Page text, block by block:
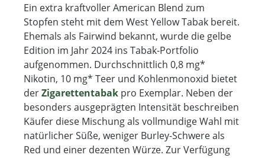
Ein extra kraftvoller American Blend zum
Stopfen steht mit dem West Yellow Tabak bereit.
Ehemals als Fairwind bekannt, wurde die gelbe
Edition im Jahr 2024 ins Tabak-Portfolio
aufgenommen. Durchschnittlich 0,8 mg*
Nikotin, 10 mg* Teer und Kohlenmonoxid bietet
derZigarettentabak pro Exemplar. Neben der
besonders ausgeprägten Intensität beschreiben
Käufer diese Mischung als vollmundige Wahl mit
natürlicher Süße, weniger Burley-Schwere als
Red und einer dezenten Würze. Zur Verfügung